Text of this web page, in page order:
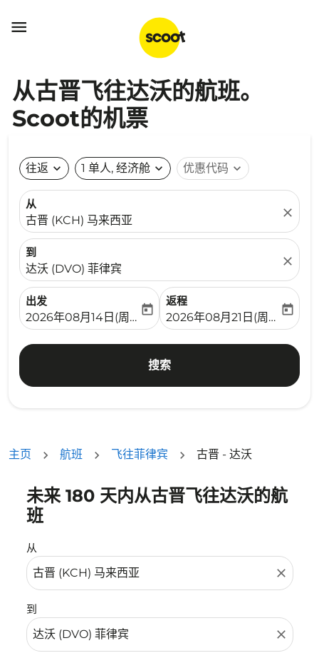

从古晋飞往达沃的航班。
Scoot的机票
往返 expand_more 1 单人, 经济舱 expand_more 优惠代码 expand_more
从
古晋 (KCH) 马来西亚
close
到
达沃 (DVO) 菲律宾
close
出发
fc-booking-departure-date-aria-label
2026年08月14日(周五)
today
返程
fc-booking-return-date-
2026年08月21日(周五)
today
搜索
主页 航班 飞往菲律宾 古晋 - 达沃
未来 180 天内从古晋飞往达沃的航
班
从
close
到
close
没有符合您的筛选条件的机票。请调整您的筛选条件。